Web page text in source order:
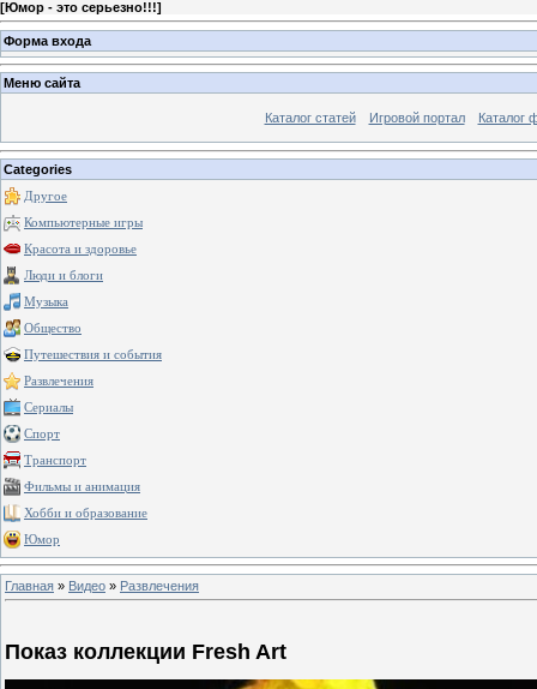
[Юмор - это серьезно!!!]
Форма входа
Меню сайта
Каталог статей Игровой портал Каталог
Categories
Другое
Компьютерные игры
Красота и здоровье
Люди и блоги
Музыка
Общество
Путешествия и события
Развлечения
Сериалы
Спорт
Транспорт
Фильмы и анимация
Хобби и образование
Юмор
Главная » Видео » Развлечения
Показ коллекции Fresh Art